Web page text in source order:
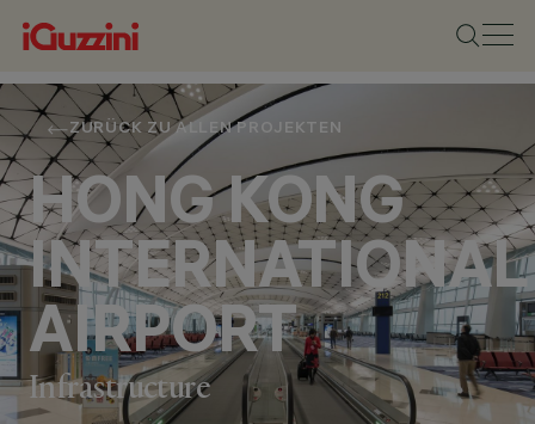
ZURÜCK ZU ALLEN PROJEKTEN
HONG KONG
INTERNATIONAL
AIRPORT
Infrastructure